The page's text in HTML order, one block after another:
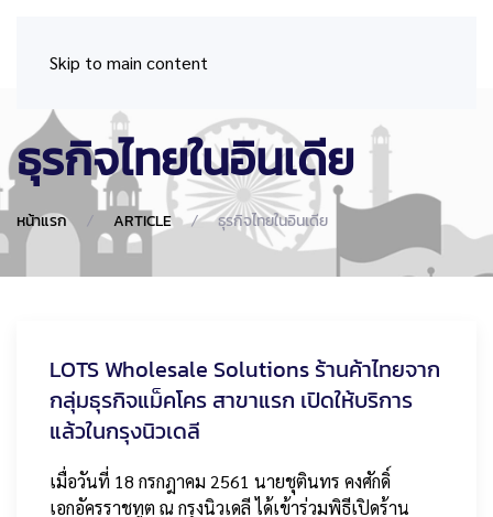
Skip to main content
ธุรกิจไทยในอินเดีย
หน้าแรก ARTICLE ธุรกิจไทยในอินเดีย
LOTS Wholesale Solutions ร้านค้าไทยจาก
กลุ่มธุรกิจแม็คโคร สาขาแรก เปิดให้บริการ
แล้วในกรุงนิวเดลี
เมื่อวันที่ 18 กรกฎาคม 2561 นายชุตินทร คงศักดิ์
เอกอัครราชทูต ณ กรุงนิวเดลี ได้เข้าร่วมพิธีเปิดร้าน